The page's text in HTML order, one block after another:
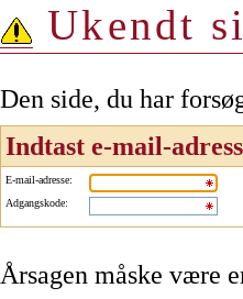
Ukendt
Den side, du har
Indtast e-mail-
E-mail-adresse:
Adgangskode:
Årsagen måske være